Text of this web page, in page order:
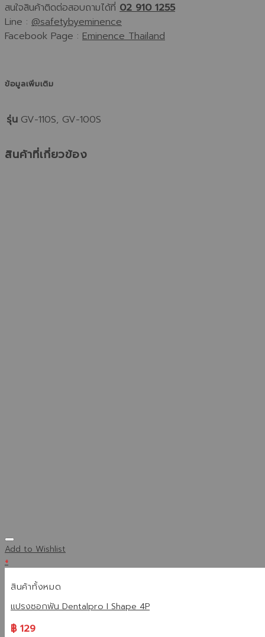
สนใจสินค้าติดต่อสอบถามได้ที่ 02 910 1255
Line : @safetybyeminence
Facebook Page : Eminence Thailand
ข้อมูลเพิ่มเติม
รุ่น GV-110S, GV-100S
สินค้าที่เกี่ยวข้อง
Add to Wishlist
+
สินค้าทั้งหมด
แปรงซอกฟัน Dentalpro I Shape 4P
฿129